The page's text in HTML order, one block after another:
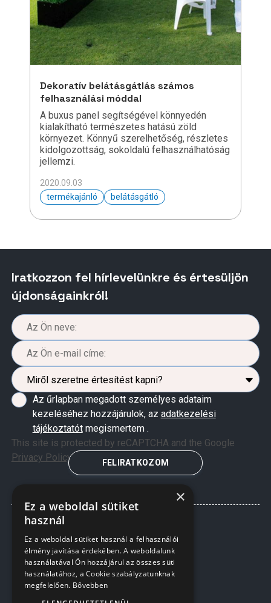
Dekoratív belátásgátlás számos
felhasználási móddal
A buxus panel segítségével könnyedén
kialakítható természetes hatású zöld
környezet. Könnyű szerelhetőség, részletes
kidolgozottság, sokoldalú felhasználhatóság
jellemzi.
2020.09.03
termékajánló
belátásgátló
Iratkozzon fel hírlevelünkre és értesüljön
újdonságainkról!
Az űrlapban megadott személyes adataim
kezeléséhez hozzájárulok, az adatkezelési
tájékoztatótmegismertem .
This site is protected by reCAPTCHA and the Google
Privacy Policyand Terms of Serviceapply.
FELIRATKOZOM
×
Ez a weboldal sütiket
használ
Ez a weboldal sütiket használ a felhasználói
élmény javítása érdekében. A weboldalunk
használatával Ön hozzájárul az összes süti
használatához, a Cookie szabályzatunknak
megfelelően. Bővebben